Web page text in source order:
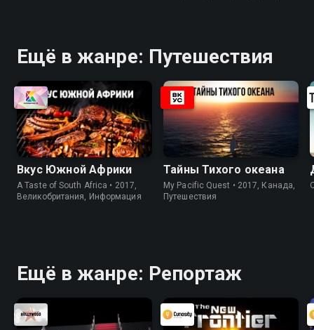
Ещё в жанре: Путешествия
Вкус Южной Африки
A Taste of South Africa • 2017,
Великобритания, Информация
Тайны Тихого океана
My Pacific Quest • 2017, Канада,
Путешествия
Ещё в жанре: Репортаж